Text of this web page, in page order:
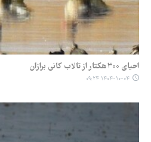
احیای ۳۰۰هکتار از تالاب کانی برازان
۱۴۰۴-۱۰-۰۴ ۰۹:۲۴